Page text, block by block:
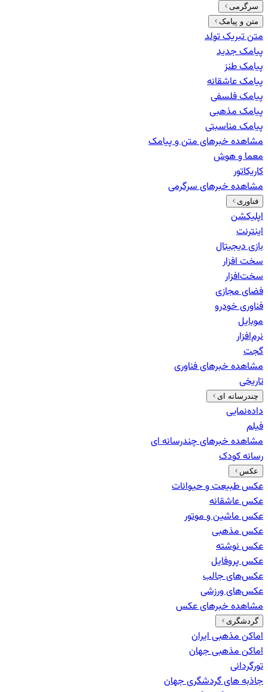
سرگرمی
متن و پیامک
متن تبریک تولد
پیامک جدید
پیامک طنز
پیامک عاشقانه
پیامک فلسفی
پیامک مذهبی
پیامک مناسبتی
مشاهده خبرهایمتن و پیامک
معما و هوش
کاریکاتور
مشاهده خبرهایسرگرمی
فناوری
اپلیکشن
اینترنت
بازی دیجیتال
سخت افزار
سخت‌افزار
فضای مجازی
فناوری خودرو
موبایل
نرم‌افزار
گجت
مشاهده خبرهایفناوری
تاریخی
چندرسانه ای
داده‌نمایی
فیلم
مشاهده خبرهایچندرسانه ای
رسانه کودک
عکس
عکس طبیعت و حیوانات
عکس عاشقانه
عکس ماشین و موتور
عکس مذهبی
عکس نوشته
عکس پروفایل
عکس‌های جالب
عکس‌های ورزشی
مشاهده خبرهایعکس
گردشگری
اماکن مذهبی ایران
اماکن مذهبی جهان
تورگردانی
جاذبه های گردشگری جهان